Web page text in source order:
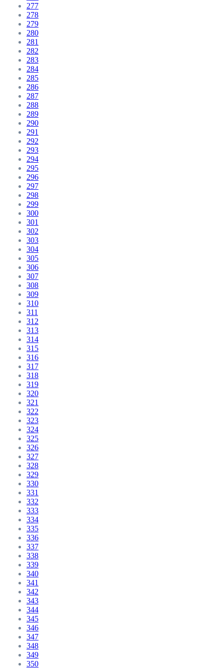
277
278
279
280
281
282
283
284
285
286
287
288
289
290
291
292
293
294
295
296
297
298
299
300
301
302
303
304
305
306
307
308
309
310
311
312
313
314
315
316
317
318
319
320
321
322
323
324
325
326
327
328
329
330
331
332
333
334
335
336
337
338
339
340
341
342
343
344
345
346
347
348
349
350